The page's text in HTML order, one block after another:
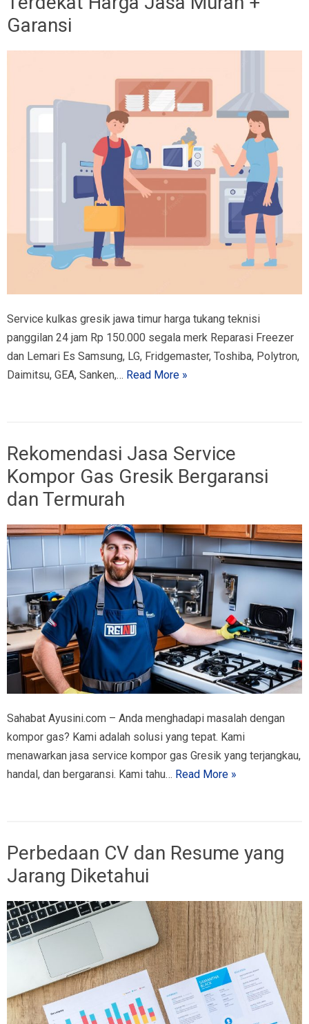
Garansi
Service kulkas gresik jawa timur harga tukang teknisi
panggilan 24 jam Rp 150.000 segala merk Reparasi Freezer
dan Lemari Es Samsung, LG, Fridgemaster, Toshiba, Polytron,
Daimitsu, GEA, Sanken,… Read More »
Rekomendasi Jasa Service
Kompor Gas Gresik Bergaransi
dan Termurah
Sahabat Ayusini.com – Anda menghadapi masalah dengan
kompor gas? Kami adalah solusi yang tepat. Kami
menawarkan jasa service kompor gas Gresik yang terjangkau,
handal, dan bergaransi. Kami tahu… Read More »
Perbedaan CV dan Resume yang
Jarang Diketahui